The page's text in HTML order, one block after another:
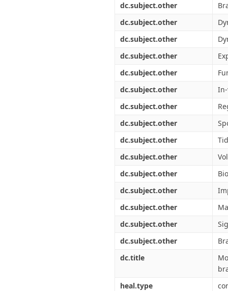
dc.subject.other
dc.subject.other
dc.subject.other
dc.subject.other
dc.subject.other
dc.subject.other
dc.subject.other
dc.subject.other
dc.subject.other
dc.subject.other
dc.subject.other
dc.subject.other
dc.subject.other
dc.subject.other
dc.subject.other
dc.title
heal.type